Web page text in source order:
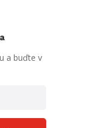
a buďte v